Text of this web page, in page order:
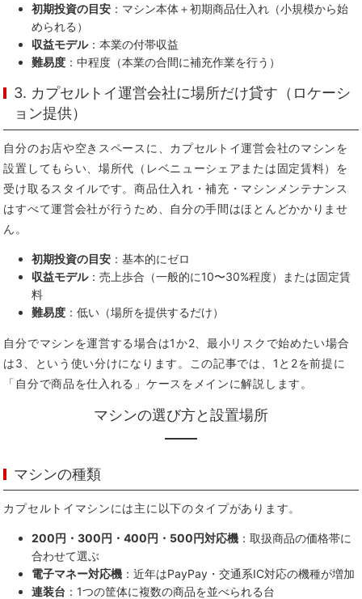
初期投資の目安 ：マシン本体＋初期商品仕入れ（小規模から始
められる）
収益モデル：本業の付帯収益
難易度 ：中程度（本業の合間に補充作業を行う）
3. カプセルトイ運営会社に場所だけ貸す（ロケーシ
ョン提供）
自分のお店や空きスペースに、カプセルトイ運営会社のマシンを
設置してもらい、場所代（レベニューシェアまたは固定賃料）を
受け取るスタイルです。商品仕入れ・補充・マシンメンテナンス
はすべて運営会社が行うため、自分の手間はほとんどかかりませ
ん。
初期投資の目安 ：基本的にゼロ
収益モデル：売上歩合（一般的に10〜30%程度）または固定賃
料
難易度 ：低い（場所を提供するだけ）
自分でマシンを運営する場合は1か2、最小リスクで始めたい場合
は3、という使い分けになります。この記事では、1と2を前提に
「自分で商品を仕入れる」ケースをメインに解説します。
マシンの選び方と設置場所
マシンの種類
カプセルトイマシンには主に以下のタイプがあります。
200円・300円・400円・500円対応機 ：取扱商品の価格帯に
合わせて選ぶ
電子マネー対応機 ：近年はPayPay・交通系IC対応の機種が増加
連装台 ：1つの筐体に複数の商品を並べられる台